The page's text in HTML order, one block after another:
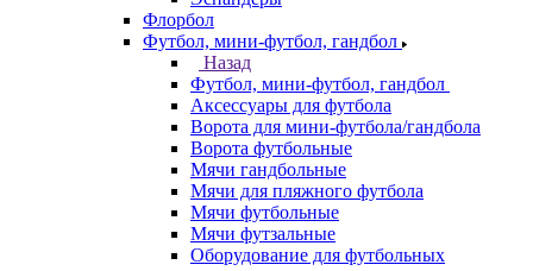
Флорбол
Футбол, мини-футбол, гандбол
Назад
Футбол, мини-футбол, гандбол
Аксессуары для футбола
Ворота для мини-футбола/гандбола
Ворота футбольные
Мячи гандбольные
Мячи для пляжного футбола
Мячи футбольные
Мячи футзальные
Оборудование для футбольных